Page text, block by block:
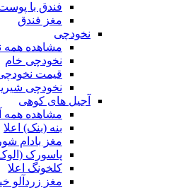
فندق با
مغز فندق
نخودچی
مشاهده همه
نخودچی خام
قیمت
نخودچی
آجیل های کوهی
مشاهده همه
بنه (بنک) اعلا
مغز بادام
پاسورک
کلخونگ اعلا
مغز زردآلو